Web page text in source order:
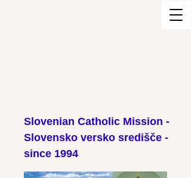
Slovenian Catholic Mission -
Slovensko versko središče -
since 1994